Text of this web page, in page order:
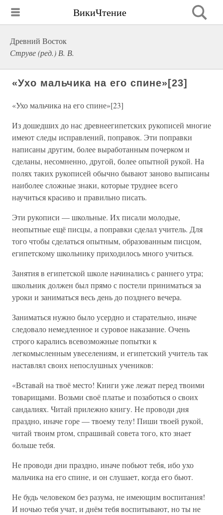
ВикиЧтение
Древний Восток
Струве (ред.) В. В.
«Ухо мальчика на его спине»[23]
«Ухо мальчика на его спине»[23]
Из дошедших до нас древнеегипетских рукописей многие
имеют следы исправлений, поправок. Эти поправки
написаны другим, более выработанным почерком и
сделаны, несомненно, другой, более опытной рукой. На
полях таких рукописей обычно бывают заново выписаны
наиболее сложные знаки, которые труднее всего
научиться красиво и правильно писать.
Эти рукописи — школьные. Их писали молодые,
неопытные ещё писцы, а поправки сделал учитель. Для
того чтобы сделаться опытным, образованным писцом,
египетскому школьнику приходилось много учиться.
Занятия в египетской школе начинались с раннего утра;
школьник должен был прямо с постели приниматься за
уроки и заниматься весь день до позднего вечера.
Заниматься нужно было усердно и старательно, иначе
следовало немедленное и суровое наказание. Очень
строго карались всевозможные попытки к
легкомысленным увеселениям, и египетский учитель так
наставлял своих непослушных учеников:
«Вставай на твоё место! Книги уже лежат перед твоими
товарищами. Возьми своё платье и позаботься о своих
сандалиях. Читай прилежно книгу. Не проводи дня
праздно, иначе горе — твоему телу! Пиши твоей рукой,
читай твоим ртом, спрашивай совета того, кто знает
больше тебя.
Не проводи дни праздно, иначе побьют тебя, ибо ухо
мальчика на его спине, и он слушает, когда его бьют.
Не будь человеком без разума, не имеющим воспитания!
И ночью тебя учат, и днём тебя воспитывают, но ты не